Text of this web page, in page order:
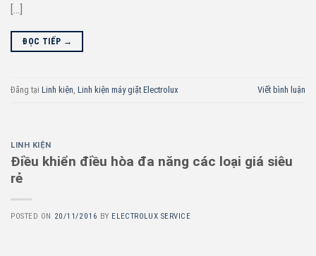
[…]
ĐỌC TIẾP →
Đăng tại Linh kiện Linh kiện máy giặt Electrolux Viết bình luận
LINH KIỆN
Điều khiển điều hòa đa năng các loại giá siêu
rẻ
POSTED ON 20/11/2016 BY ELECTROLUX SERVICE